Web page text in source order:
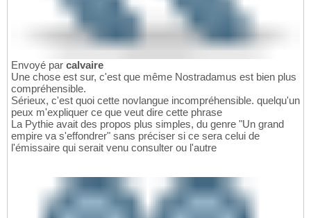
Envoyé par calvaire
Une chose est sur, c'est que même Nostradamus est bien plus
compréhensible.
Sérieux, c'est quoi cette novlangue incompréhensible. quelqu'un
peux m'expliquer ce que veut dire cette phrase
La Pythie avait des propos plus simples, du genre "Un grand
empire va s'effondrer" sans préciser si ce sera celui de
l'émissaire qui serait venu consulter ou l'autre